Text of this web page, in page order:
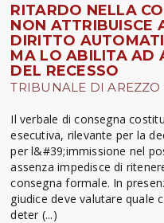
RITARDO NELLA
NON ATTRIBUISCE
DIRITTO
MA LO ABILITA AD
DEL RECESSO
TRIBUNALE DI AREZZO
Il verbale di consegna
esecutiva, rilevante per la
per l&#39;immissione nel
assenza impedisce di
consegna formale. In
giudice deve valutare quale
deter (...)